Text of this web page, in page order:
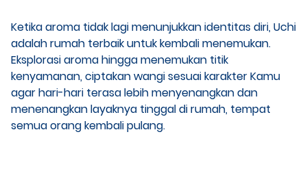
Ketika aroma tidak lagi menunjukkan identitas diri, Uchi
adalah rumah terbaik untuk kembali menemukan.
Eksplorasi aroma hingga menemukan titik
kenyamanan, ciptakan wangi sesuai karakter Kamu
agar hari-hari terasa lebih menyenangkan dan
menenangkan layaknya tinggal di rumah, tempat
semua orang kembali pulang.